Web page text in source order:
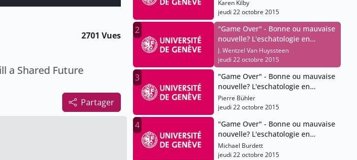
2701 Vues
a Shared Future
Partager
Karen Kilby
jeudi 22 octobre 2015
2
"Game Over" - Bonne ou mauvaise
nouvelle? L'eschatologie en
question
J. Wentzel Van Huyssteen
jeudi 22 octobre 2015
3
"Game Over" - Bonne ou mauvaise
nouvelle? L'eschatologie en
question
Pierre Bühler
jeudi 22 octobre 2015
4
"Game Over" - Bonne ou mauvaise
nouvelle? L'eschatologie en
question
Michael Burdett
jeudi 22 octobre 2015